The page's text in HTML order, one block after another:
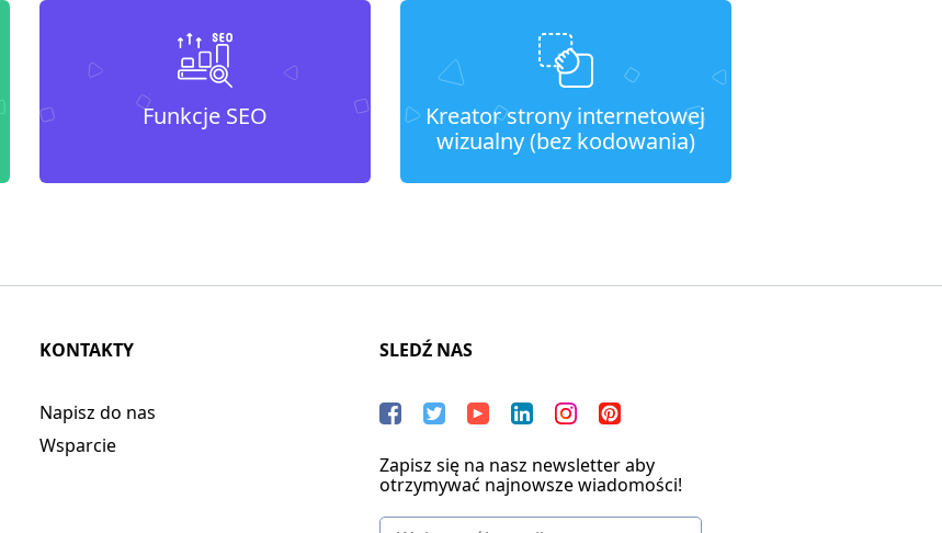
Funkcje SEO
Kreator strony internetowej
wizualny (bez kodowania)
KONTAKTY
Napisz do nas
Wsparcie
SLEDŹ NAS
Zapisz się na nasz newsletter aby
otrzymywać najnowsze wiadomości!